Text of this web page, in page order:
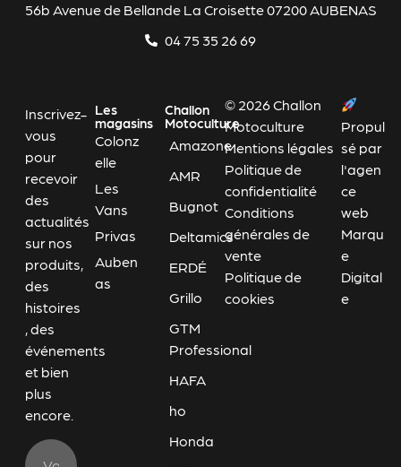
56b Avenue de Bellande La Croisette 07200 AUBENAS
04 75 35 26 69
Inscrivez-
vous
pour
recevoir
des
actualités
sur nos
produits,
des
histoires
, des
événements
et bien
plus
encore.
Les
magasins
Colonz
elle
Les
Vans
Privas
Auben
as
Challon
Motoculture
Amazone
AMR
Bugnot
Deltamics
ERDÉ
Grillo
GTM
Professional
HAFA
ho
Honda
© 2026 Challon
Motoculture
Mentions légales
Politique de
confidentialité
Conditions
générales de
vente
Politique de
cookies
Propul
sé par
l'agen
ce
web
Marqu
e
Digital
e